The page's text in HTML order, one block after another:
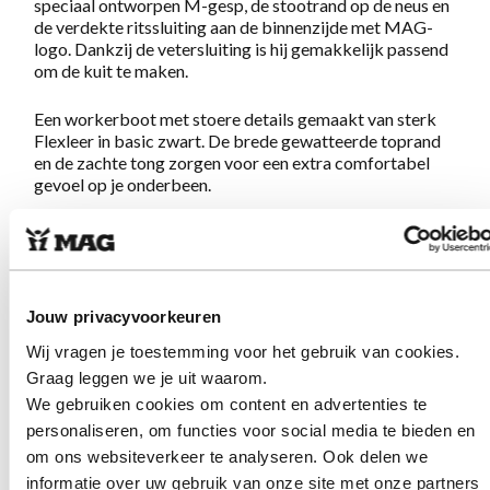
Jouw privacyvoorkeuren
Wij vragen je toestemming voor het gebruik van cookies.
Graag leggen we je uit waarom.
We gebruiken cookies om content en advertenties te
personaliseren, om functies voor social media te bieden en
om ons websiteverkeer te analyseren. Ook delen we
informatie over uw gebruik van onze site met onze partners
speciaal ontworpen M-gesp, de stootrand op de neus en
de verdekte ritssluiting aan de binnenzijde met MAG-
logo. Dankzij de vetersluiting is hij gemakkelijk passend
om de kuit te maken.
Een workerboot met stoere details gemaakt van sterk
Flexleer in basic zwart. De brede gewatteerde toprand
en de zachte tong zorgen voor een extra comfortabel
gevoel op je onderbeen.
Deze boot in "workerstyle" geeft precies wat je van
MAG mag verwachten:
Geweldig lopen op eigenzinnige
schoenen. De stevige Megamok zool en het zachte
sterke maar zachte leer zorgt voor een comfortabel en
luxe gevoel aan je voeten. Eenmaal aan, nooit meer uit!
Eigenschappen Megamok 4068 Black
Gemaakt van sterk en gemakkelijk te onderhouden